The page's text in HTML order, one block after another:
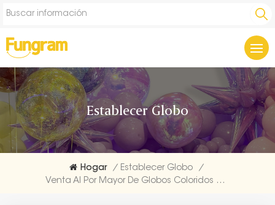
Establecer Globo
Hogar / Establecer Globo
/
Venta Al Por Mayor De Globos Coloridos Combinados Happy B.Day